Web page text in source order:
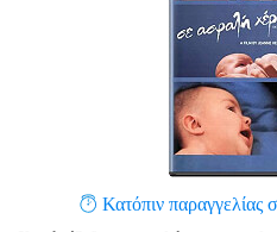
Κατόπιν παραγγελίας